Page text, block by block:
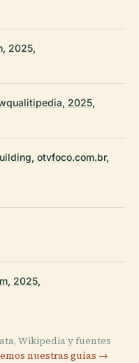
2025,
2025,
otvfoco.com.br,
2025,
Wikipedia y fuentes
nuestras guías →